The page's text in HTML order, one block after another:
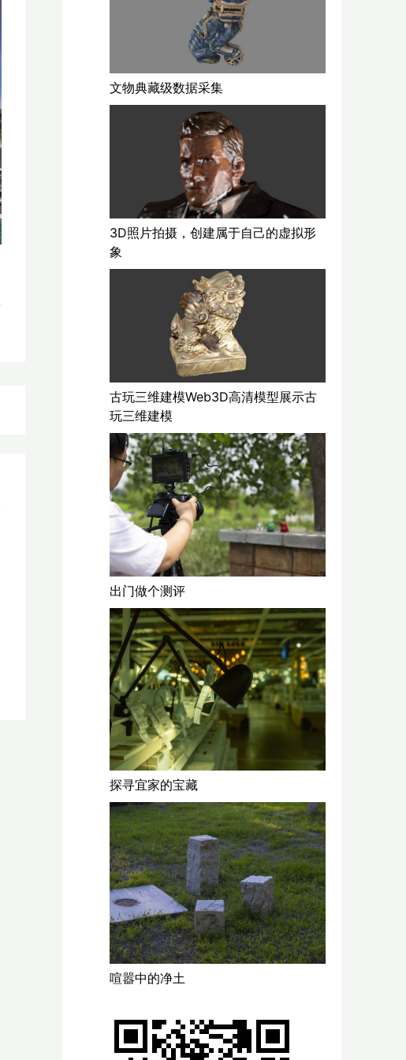
文物典藏级数据采集
3D照片拍摄，创建属于自己的虚拟形
象
古玩三维建模Web3D高清模型展示古
玩三维建模
出门做个测评
探寻宜家的宝藏
喧嚣中的净土